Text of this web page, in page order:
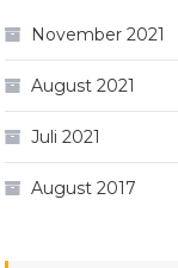
November 2021
August 2021
Juli 2021
August 2017